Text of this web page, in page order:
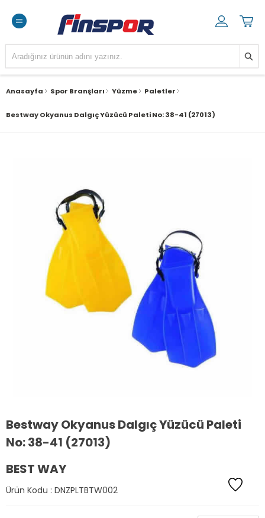
Anasayfa Spor Branşları Yüzme Paletler
Bestway Okyanus Dalgıç Yüzücü Paleti No: 38-41 (27013)
Bestway Okyanus Dalgıç Yüzücü Paleti
No: 38-41 (27013)
BEST WAY
Ürün Kodu : DNZPLTBTW002